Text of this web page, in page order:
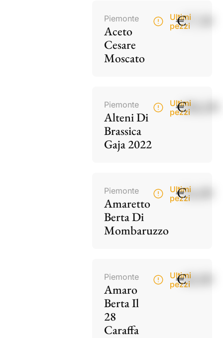
Piemonte
Aceto
Cesare
Moscato
Ultimi
pezzi
€17,50
Piemonte
Alteni Di
Brassica
Gaja 2022
Ultimi
pezzi
€186,00
Piemonte
Amaretto
Berta Di
Mombaruzzo
Ultimi
pezzi
€34,00
Piemonte
Amaro
Berta Il
28
Caraffa
Ultimi
pezzi
€40,00